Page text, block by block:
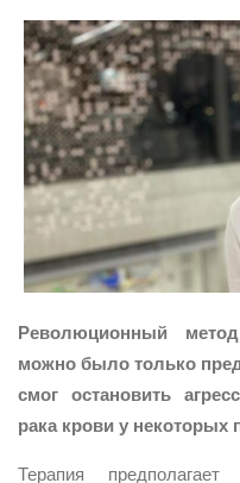
Революционный
можно было только
смог остановить
рака крови у некоторых
Терапия